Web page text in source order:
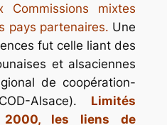
Commissions mixtes
pays partenaires. Une
fut celle liant des
et alsaciennes
de coopération-
Alsace).
Limités
2000, les liens de